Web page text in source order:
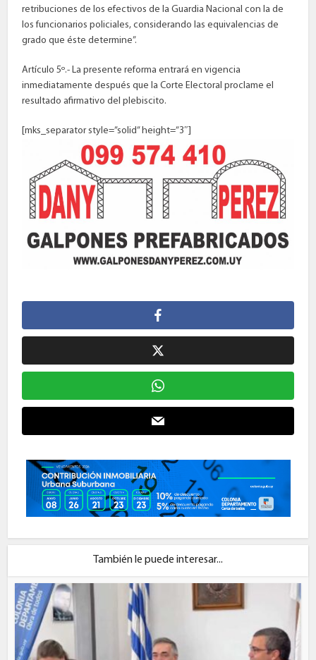
retribuciones de los efectivos de la Guardia Nacional con la de
los funcionarios policiales, considerando las equivalencias de
grado que éste determine”.
Artículo 5º.- La presente reforma entrará en vigencia
inmediatamente después que la Corte Electoral proclame el
resultado afirmativo del plebiscito.
[mks_separator style=”solid” height=”3″]
También le puede interesar...